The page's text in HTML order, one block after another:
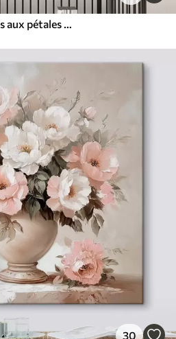
Fleurs de pivoines blanches aux pétales doux et délicats sur fond gris clair
30